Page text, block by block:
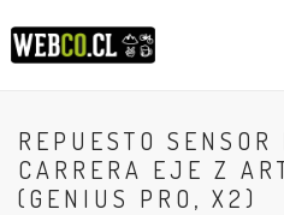
REPUESTO
CARRERA EJE Z
(GENIUS PRO, X2)